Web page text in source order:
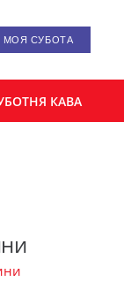
МОЯ СУБОТА
КАВА